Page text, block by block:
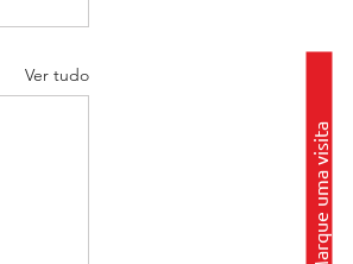
Marque uma visita
Ver tudo